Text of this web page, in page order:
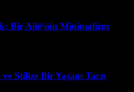
Bir Aile’nin Minimalizm
Stilize Bir Yaşam Tarzı